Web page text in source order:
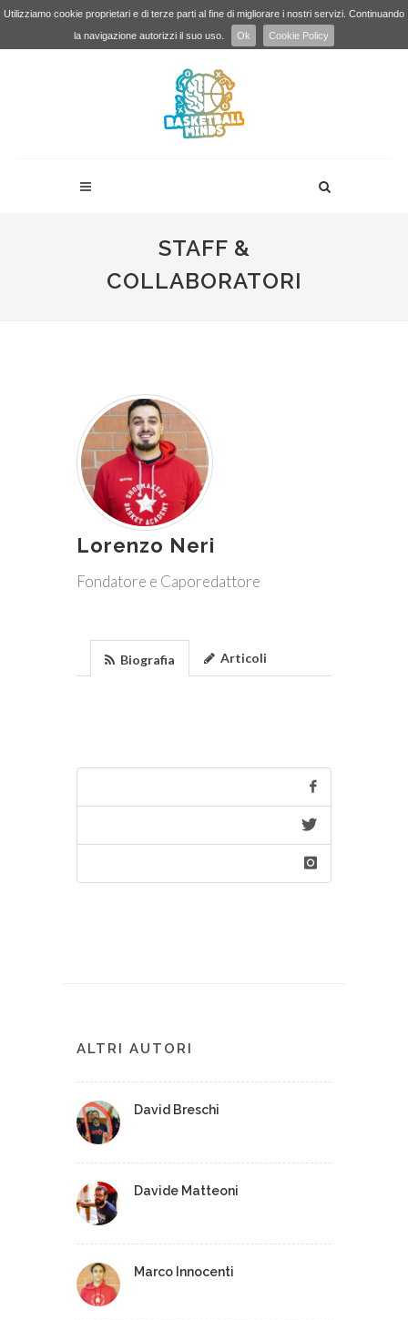
Utilizziamo cookie proprietari e di terze parti al fine di migliorare i nostri servizi. Continuando
la navigazione autorizzi il suo uso.
Ok Cookie Policy
STAFF &
COLLABORATORI
Lorenzo Neri
Fondatore e Caporedattore
Biografia Articoli
ALTRI AUTORI
David Breschi
Davide Matteoni
Marco Innocenti